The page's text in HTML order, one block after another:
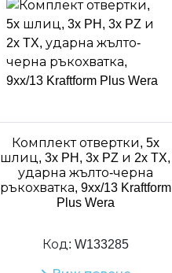
Комплект отвертки, 5x
шлиц, 3x PH, 3x PZ и 2x TX,
ударна жълто-черна
ръкохватка, 9xx/13 Kraftform
Plus Wera
Код: W133285